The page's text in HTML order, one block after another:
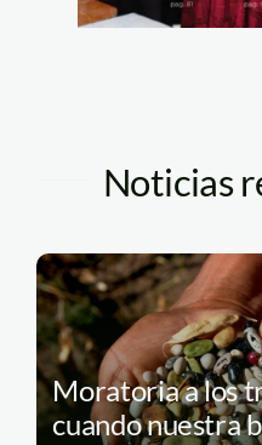
Noticias
Moratoria a los
cuando nuestra